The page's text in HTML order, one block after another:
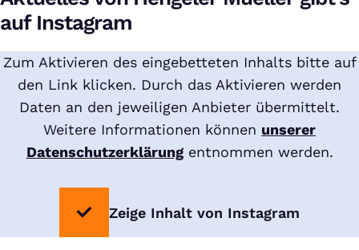
auf Instagram
Zum Aktivieren des eingebetteten Inhalts bitte auf
den Link klicken. Durch das Aktivieren werden
Daten an den jeweiligen Anbieter übermittelt.
Weitere Informationen können unserer
Datenschutzerklärungentnommen werden.
Zeige Inhalt von Instagram